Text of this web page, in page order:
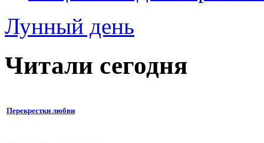
Лунный день
Читали сегодня
Перекрестки любви